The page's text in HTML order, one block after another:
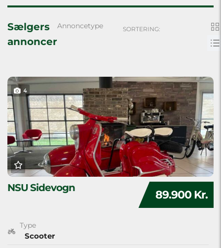
Sælgers
annoncer
Annoncetype SORTERING:
4
89.900 Kr.
NSU Sidevogn
Type
Scooter